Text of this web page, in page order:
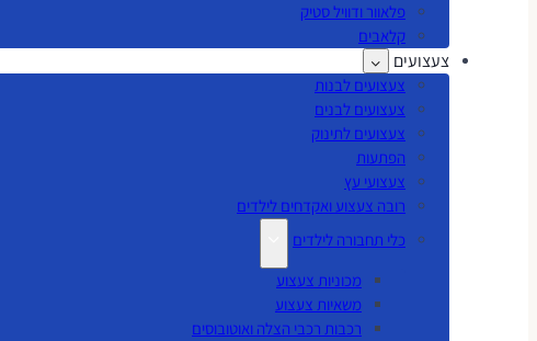
פלאוור ודוויל סטיק
קלאבים
צעצועים
צעצועים לבנות
צעצועים לבנים
צעצועים לתינוק
הפתעות
צעצועי עץ
רובה צעצוע ואקדחים לילדים
כלי תחבורה לילדים
מכוניות צעצוע
משאיות צעצוע
רכבות רכבי הצלה ואוטובוסים